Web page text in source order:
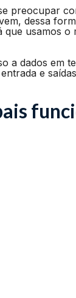
preocupar
dessa
usamos o
a dados em
e